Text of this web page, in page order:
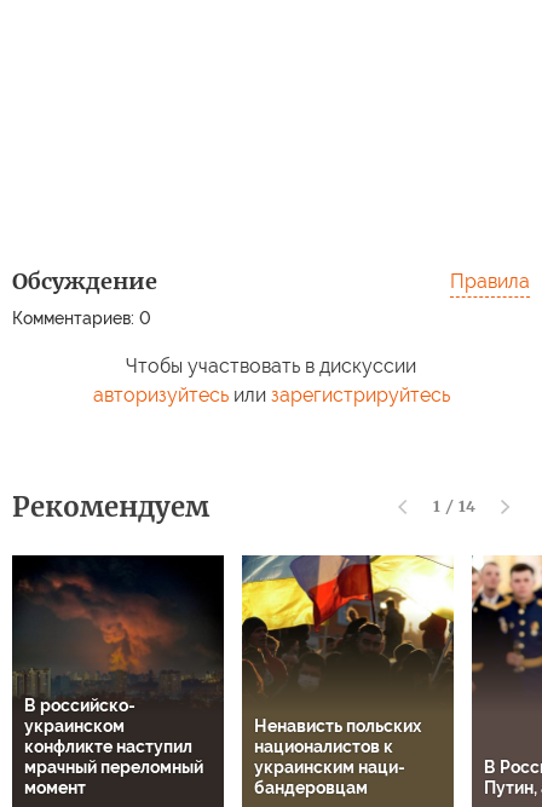
Обсуждение
Комментариев: 0
Правила
Чтобы участвовать в дискуссии
авторизуйтесьили зарегистрируйтесь
Рекомендуем 1 / 14
В российско-
украинском
конфликте наступил
мрачный переломный
момент
Ненависть польских
националистов к
украинским наци-
бандеровцам
В